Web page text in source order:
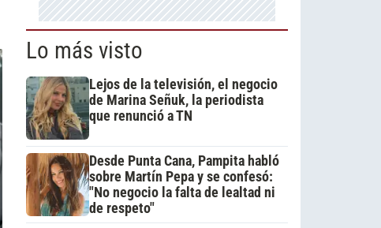
Lo más visto
Lejos de la televisión, el negocio
de Marina Señuk, la periodista
que renunció a TN
Desde Punta Cana, Pampita habló
sobre Martín Pepa y se confesó:
"No negocio la falta de lealtad ni
de respeto"